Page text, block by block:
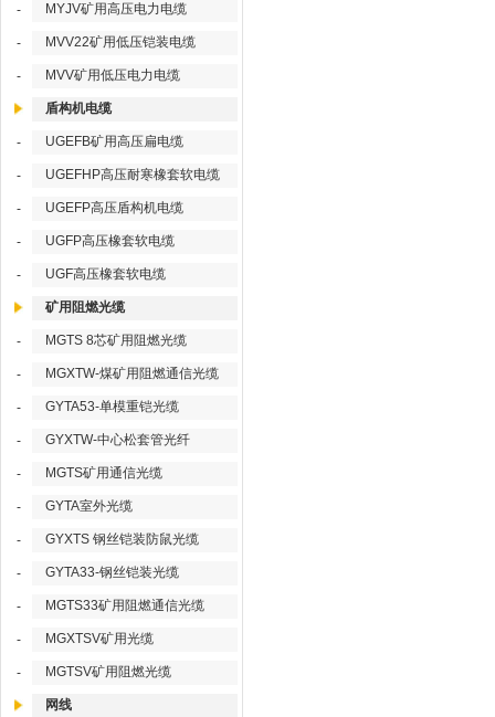
- MYJV矿用高压电力电缆
- MVV22矿用低压铠装电缆
- MVV矿用低压电力电缆
盾构机电缆
- UGEFB矿用高压扁电缆
- UGEFHP高压耐寒橡套软电缆
- UGEFP高压盾构机电缆
- UGFP高压橡套软电缆
- UGF高压橡套软电缆
矿用阻燃光缆
- MGTS 8芯矿用阻燃光缆
- MGXTW-煤矿用阻燃通信光缆
- GYTA53-单模重铠光缆
- GYXTW-中心松套管光纤
- MGTS矿用通信光缆
- GYTA室外光缆
- GYXTS 钢丝铠装防鼠光缆
- GYTA33-钢丝铠装光缆
- MGTS33矿用阻燃通信光缆
- MGXTSV矿用光缆
- MGTSV矿用阻燃光缆
网线